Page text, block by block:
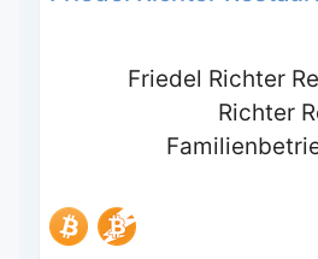
Friedel Richter
Richter